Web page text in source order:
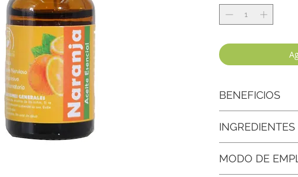
BENEFICIOS
dormir, ayuda a
su frescura en
INGREDIENTES
Citrus sinensis
MODO DE